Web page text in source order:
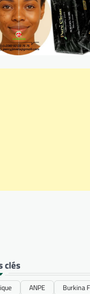
clés
ANPE
Burkina